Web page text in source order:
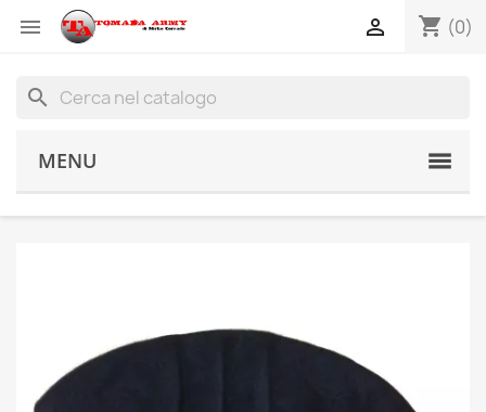
 shopping_cart (0)

search
MENU